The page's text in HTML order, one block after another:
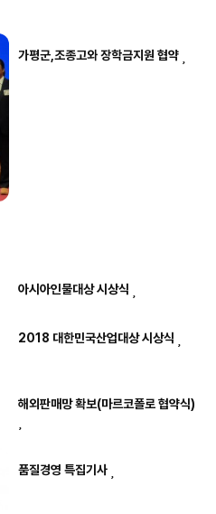
가평군,조종고와 장학금지원 협약
아시아인물대상 시상식
2018 대한민국산업대상 시상식
해외판매망 확보(마르코폴로 협약식)
품질경영 특집기사